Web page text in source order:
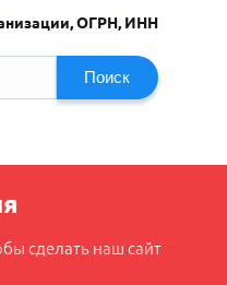
ОГРН, ИНН
Поиск
сделать наш сайт